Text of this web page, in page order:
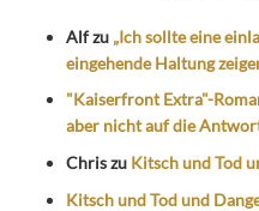
Alfzu „Ich sollte eine
eingehende Haltung
"Kaiserfront Extra"-
aber nicht auf die
Chriszu Kitsch und Tod
Kitsch und Tod und